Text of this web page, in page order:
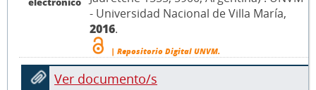
- Universidad Nacional de Villa María,
2016.
| Repositorio Digital UNVM.
Ver documento/s